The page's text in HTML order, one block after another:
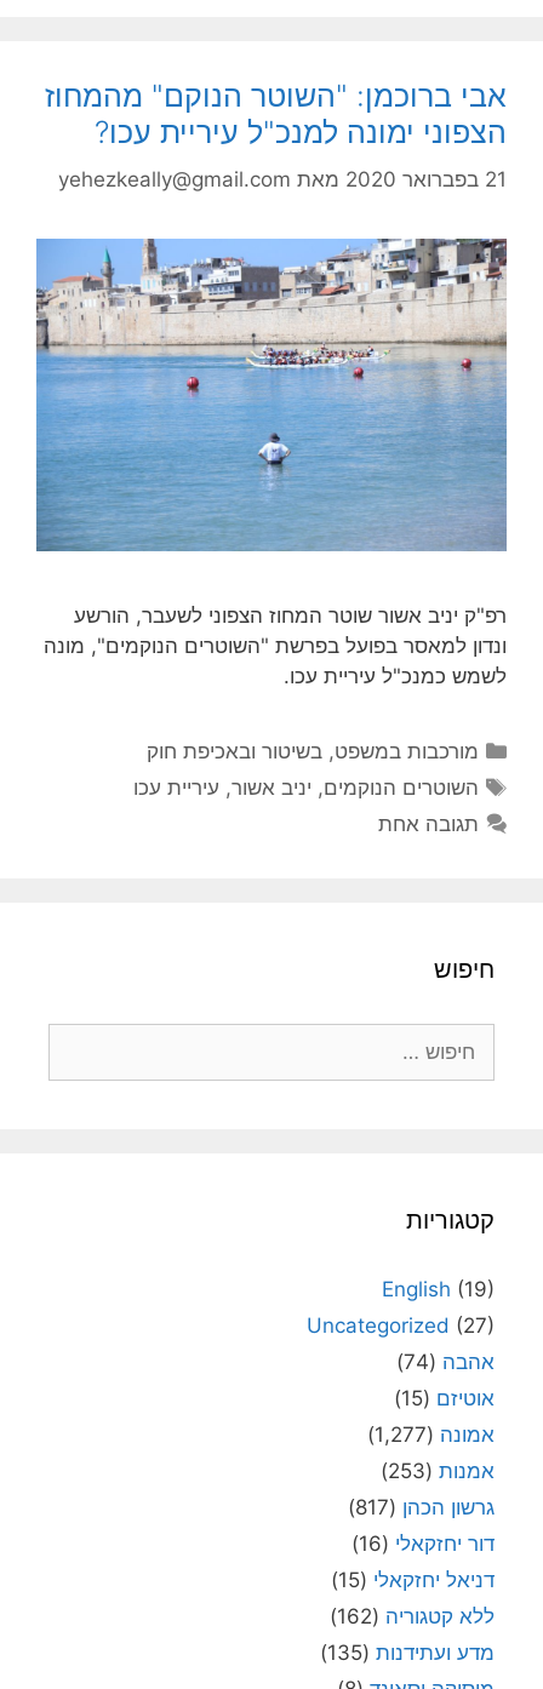
אבי ברוכמן: "השוטר הנוקם" מהמחוז
הצפוני ימונה למנכ"ל עיריית עכו?
21 בפברואר 2020 מאת yehezkeally@gmail.com
רפ"ק יניב אשור שוטר המחוז הצפוני לשעבר, הורשע
ונדון למאסר בפועל בפרשת "השוטרים הנוקמים", מונה
לשמש כמנכ"ל עיריית עכו.
קטגוריות
מורכבות במשפט, בשיטור ובאכיפת חוק
תגיות
השוטרים הנוקמים, יניב אשור, עיריית עכו
תגובה אחת
חיפוש
קטגוריות
English (19)
Uncategorized (27)
אהבה (74)
אוטיזם (15)
אמונה (1,277)
אמנות (253)
גרשון הכהן (817)
דור יחזקאלי (16)
דניאל יחזקאלי (15)
ללא קטגוריה (162)
מדע ועתידנות (135)